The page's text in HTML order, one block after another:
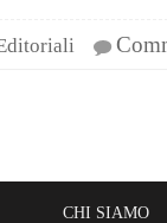
CHI SIAMO